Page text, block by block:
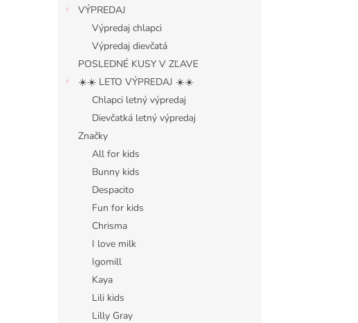
VÝPREDAJ
Výpredaj chlapci
Výpredaj dievčatá
POSLEDNÉ KUSY V ZĽAVE
☀️☀️ LETO VÝPREDAJ ☀️☀️
Chlapci letný výpredaj
Dievčatká letný výpredaj
Značky
All for kids
Bunny kids
Despacito
Fun for kids
Chrisma
I love milk
Igomill
Kaya
Lili kids
Lilly Gray